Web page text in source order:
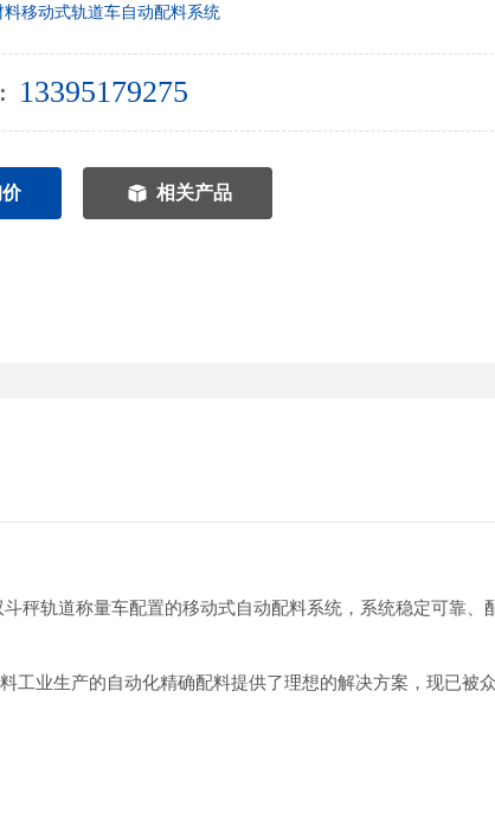
料移动式轨道车自动配料系统
13395179275
相关产品
斗秤轨道称量车配置的移动式自动配料系统，系统稳定可靠、
工业生产的自动化精确配料提供了理想的解决方案，现已被